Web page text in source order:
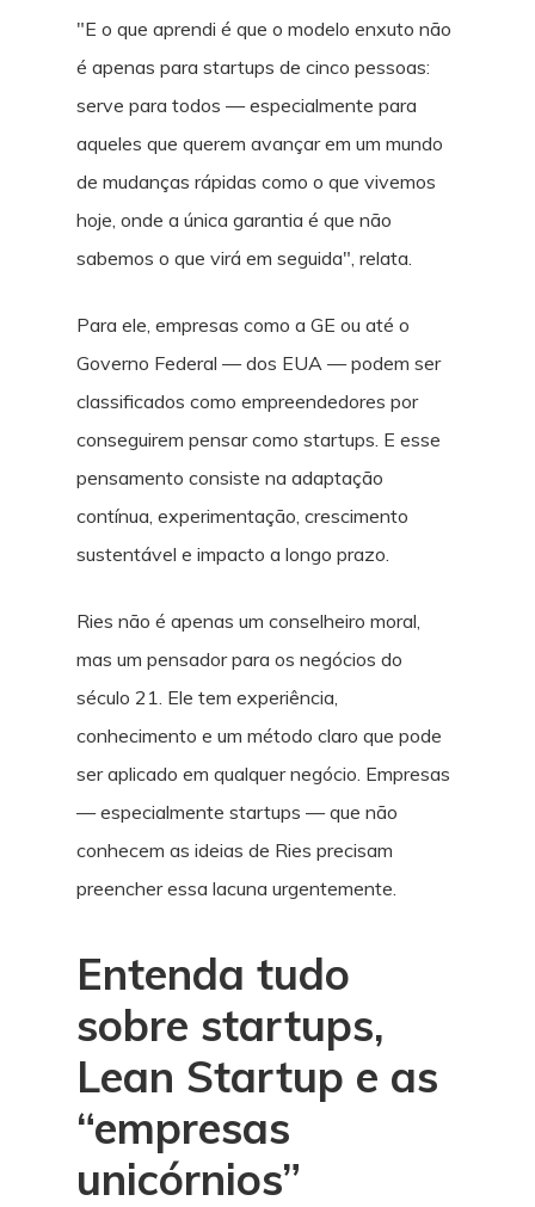
"E o que aprendi é que o modelo enxuto não
é apenas para startups de cinco pessoas:
serve para todos — especialmente para
aqueles que querem avançar em um mundo
de mudanças rápidas como o que vivemos
hoje, onde a única garantia é que não
sabemos o que virá em seguida", relata.
Para ele, empresas como a GE ou até o
Governo Federal — dos EUA — podem ser
classificados como empreendedores por
conseguirem pensar como startups. E esse
pensamento consiste na adaptação
contínua, experimentação, crescimento
sustentável e impacto a longo prazo.
Ries não é apenas um conselheiro moral,
mas um pensador para os negócios do
século 21. Ele tem experiência,
conhecimento e um método claro que pode
ser aplicado em qualquer negócio. Empresas
— especialmente startups — que não
conhecem as ideias de Ries precisam
preencher essa lacuna urgentemente.
Entenda tudo
sobre startups,
Lean Startup e as
“empresas
unicórnios”